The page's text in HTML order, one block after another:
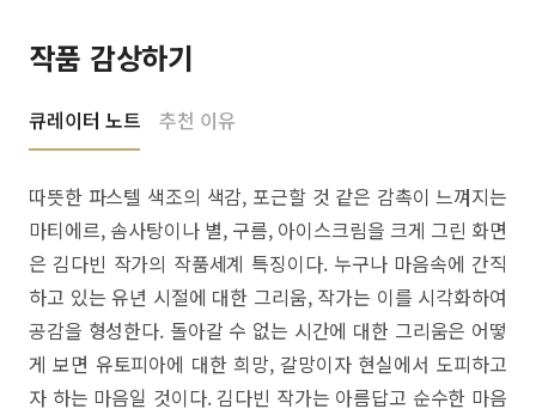
작품 감상하기
큐레이터 노트 추천 이유
따뜻한 파스텔 색조의 색감, 포근할 것 같은 감촉이 느껴지는
마티에르, 솜사탕이나 별, 구름, 아이스크림을 크게 그린 화면
은 김다빈 작가의 작품세계 특징이다. 누구나 마음속에 간직
하고 있는 유년 시절에 대한 그리움, 작가는 이를 시각화하여
공감을 형성한다. 돌아갈 수 없는 시간에 대한 그리움은 어떻
게 보면 유토피아에 대한 희망, 갈망이자 현실에서 도피하고
자 하는 마음일 것이다. 김다빈 작가는 아름답고 순수한 마음